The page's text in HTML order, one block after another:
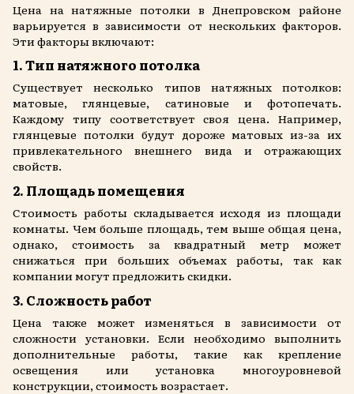
Цена на натяжные потолки в Днепровском районе
варьируется в зависимости от нескольких факторов.
Эти факторы включают:
1. Тип натяжного потолка
Существует несколько типов натяжных потолков:
матовые, глянцевые, сатиновые и фотопечать.
Каждому типу соответствует своя цена. Например,
глянцевые потолки будут дороже матовых из-за их
привлекательного внешнего вида и отражающих
свойств.
2. Площадь помещения
Стоимость работы складывается исходя из площади
комнаты. Чем больше площадь, тем выше общая цена,
однако, стоимость за квадратный метр может
снижаться при больших объемах работы, так как
компании могут предложить скидки.
3. Сложность работ
Цена также может изменяться в зависимости от
сложности установки. Если необходимо выполнить
дополнительные работы, такие как крепление
освещения или установка многоуровневой
конструкции, стоимость возрастает.